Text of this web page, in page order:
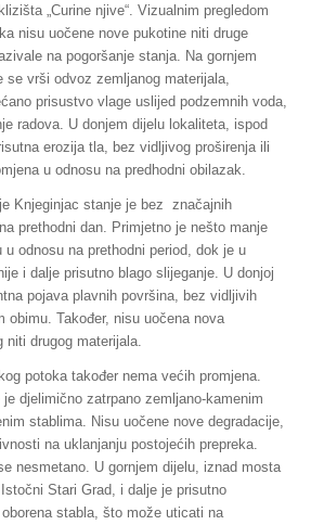
„Curine njive“. Vizualnim pregledom
nisu uočene nove pukotine niti druge
na pogoršanje stanja. Na gornjem
se vrši odvoz zemljanog materijala,
prisustvo vlage uslijed podzemnih voda,
radova. U donjem dijelu lokaliteta, ispod
erozija tla, bez vidljivog proširenja ili
u odnosu na predhodni obilazak.
Knjeginjac stanje je bez značajnih
prethodni dan. Primjetno je nešto manje
odnosu na prethodni period, dok je u
i dalje prisutno blago slijeganje. U donjoj
pojava plavnih površina, bez vidljivih
obimu. Također, nisu uočena nova
niti drugog materijala.
potoka također nema većih promjena.
djelimično zatrpano zemljano-kamenim
stablima. Nisu uočene nove degradacije,
na uklanjanju postojećih prepreka.
nesmetano. U gornjem dijelu, iznad mosta
Stari Grad, i dalje je prisutno
stabla, što može uticati na